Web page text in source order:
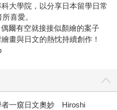
大學院，以分享日本留學日常
喜愛。
爾有空就接接似顏繪的案子
畫與日文的熱忱持續創作！
者一窺日文奧妙 Hiroshi